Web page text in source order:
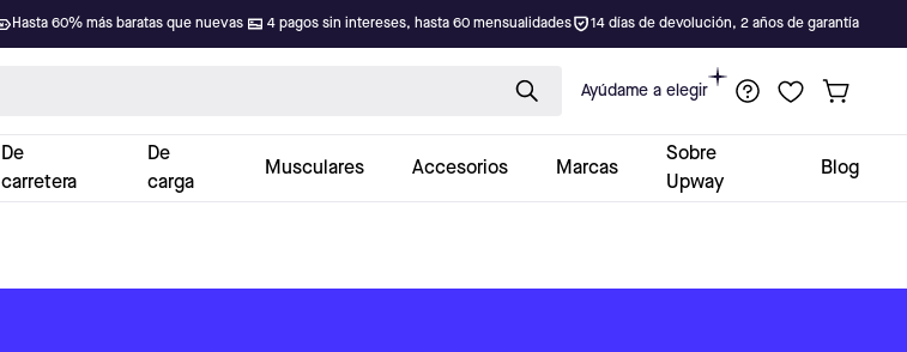
Hasta 60% más baratas que nuevas 4 pagos sin intereses, hasta 60 mensualidades 14 días de devolución, 2 años de garantía
Ayúdame a elegir
De
carretera
De
carga
Musculares Accesorios Marcas
Sobre
Upway
Blog